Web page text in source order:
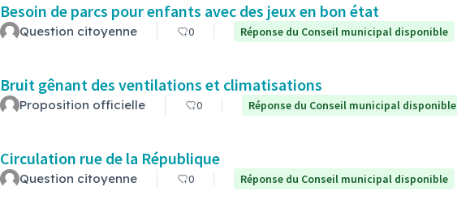
Besoin de parcs pour enfants avec des jeux en bon état
Question citoyenne 0 Réponse du Conseil municipal disponible
Bruit gênant des ventilations et climatisations
Proposition officielle 0 Réponse du Conseil municipal disponible
Circulation rue de la République
Question citoyenne 0 Réponse du Conseil municipal disponible